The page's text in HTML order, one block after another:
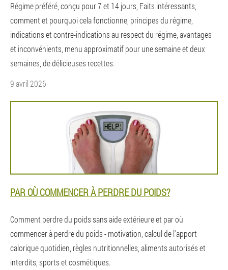
Régime préféré, conçu pour 7 et 14 jours, Faits intéressants,
comment et pourquoi cela fonctionne, principes du régime,
indications et contre-indications au respect du régime, avantages
et inconvénients, menu approximatif pour une semaine et deux
semaines, de délicieuses recettes.
9 avril 2026
PAR OÙ COMMENCER À PERDRE DU POIDS?
Comment perdre du poids sans aide extérieure et par où
commencer à perdre du poids - motivation, calcul de l'apport
calorique quotidien, règles nutritionnelles, aliments autorisés et
interdits, sports et cosmétiques.